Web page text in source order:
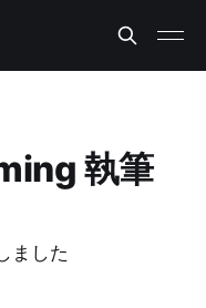
執筆
ました